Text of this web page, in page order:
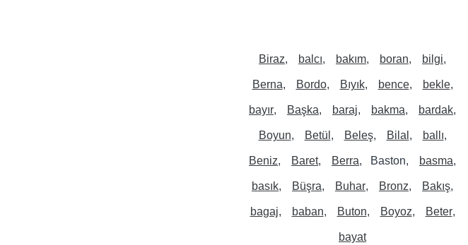
Biraz balcı bakım boran bilgi
Berna Bordo Bıyık bence bekle
bayır Başka baraj bakma bardak
Boyun Betül Beleş Bilal ballı
Beniz Baret Berra Baston basma
basık Büşra Buhar Bronz Bakış
bagaj baban Buton Boyoz Beter
bayat